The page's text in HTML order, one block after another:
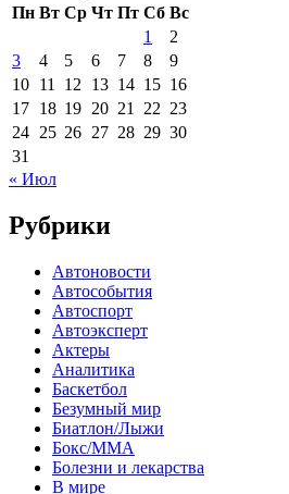
Пн Вт Ср Чт Пт Сб Вс
1
2
3
4 5 6 7 8
9
10 11 12 13 14 15 16
17 18 19 20 21 22 23
24 25 26 27 28 29 30
31
« Июл
Рубрики
Автоновости
Автособытия
Автоспорт
Автоэксперт
Актеры
Аналитика
Баскетбол
Безумный мир
Биатлон/Лыжи
Бокс/MMA
Болезни и лекарства
В мире